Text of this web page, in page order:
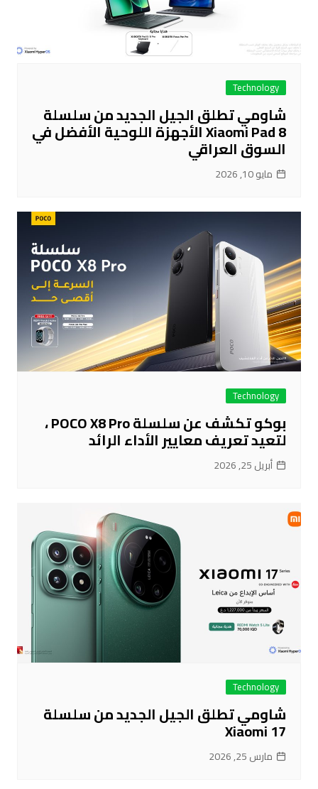
Technology
شاومي تطلق الجيل الجديد من سلسلة
Xiaomi Pad 8 الأجهزة اللوحية الأفضل في
السوق العراقي
مايو 10, 2026
Technology
بوكو تكشف عن سلسلة POCO X8 Pro ،
لتعيد تعريف معايير الأداء الرائد
أبريل 25, 2026
Technology
شاومي تطلق الجيل الجديد من سلسلة
Xiaomi 17
مارس 25, 2026